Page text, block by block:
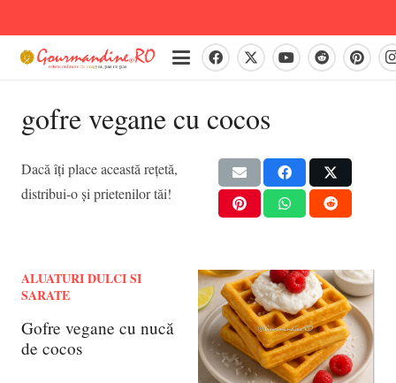
gofre vegane cu cocos
Dacă îți place această rețetă,
distribui-o și prietenilor tăi!
ALUATURI DULCI SI
SARATE
Gofre vegane cu nucă
de cocos